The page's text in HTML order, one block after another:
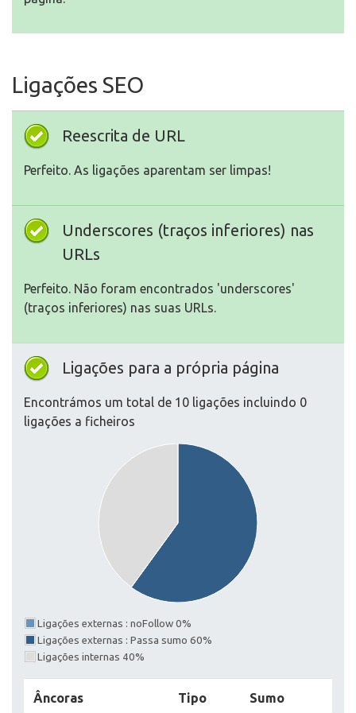
Ligações SEO
Reescrita de URL
Perfeito. As ligações aparentam ser limpas!
Underscores (traços inferiores) nas
URLs
Perfeito. Não foram encontrados 'underscores'
(traços inferiores) nas suas URLs.
Ligações para a própria página
Encontrámos um total de 10 ligações incluindo 0
ligações a ficheiros
Ligações externas : noFollow 0%
Ligações externas : Passa sumo 60%
Ligações internas 40%
Âncoras Tipo Sumo